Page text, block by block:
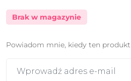
Brak w magazynie
Powiadom mnie, kiedy ten